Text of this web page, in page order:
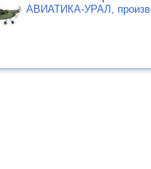
АВИАТИКА-УРАЛ,